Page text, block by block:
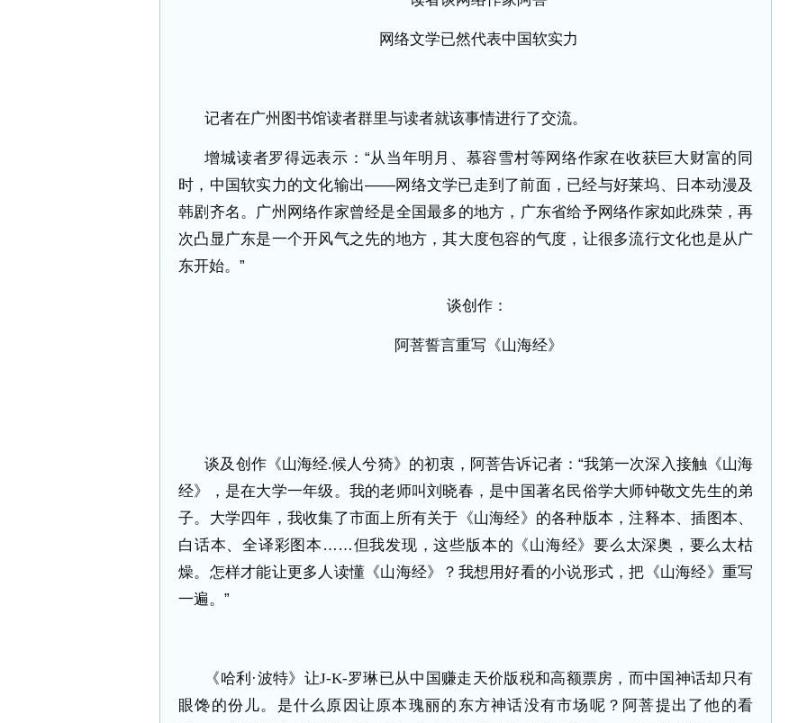
网络文学已然代表中国软实力
记者在广州图书馆读者群里与读者就该事情进行了交流。
增城读者罗得远表示：“从当年明月、慕容雪村等网络作家在收获巨大财富的同
时，中国软实力的文化输出——网络文学已走到了前面，已经与好莱坞、日本动漫及
韩剧齐名。广州网络作家曾经是全国最多的地方，广东省给予网络作家如此殊荣，再
次凸显广东是一个开风气之先的地方，其大度包容的气度，让很多流行文化也是从广
东开始。”
谈创作：
阿菩誓言重写《山海经》
谈及创作《山海经.候人兮猗》的初衷，阿菩告诉记者：“我第一次深入接触《山海
经》，是在大学一年级。我的老师叫刘晓春，是中国著名民俗学大师钟敬文先生的弟
子。大学四年，我收集了市面上所有关于《山海经》的各种版本，注释本、插图本、
白话本、全译彩图本……但我发现，这些版本的《山海经》要么太深奥，要么太枯
燥。怎样才能让更多人读懂《山海经》？我想用好看的小说形式，把《山海经》重写
一遍。”
《哈利·波特》让J-K-罗琳已从中国赚走天价版税和高额票房，而中国神话却只有
眼馋的份儿。是什么原因让原本瑰丽的东方神话没有市场呢？阿菩提出了他的看